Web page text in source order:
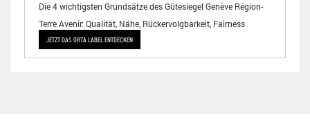
Die 4 wichtigsten Grundsätze des Gütesiegel Genève Région-
Terre Avenir: Qualität, Nähe, Rückervolgbarkeit, Fairness
JETZT DAS GRTA LABEL ENTDECKEN